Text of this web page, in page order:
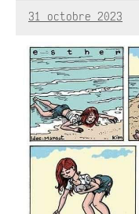
31 octobre 2023
RedBug
Aucun
commentaire